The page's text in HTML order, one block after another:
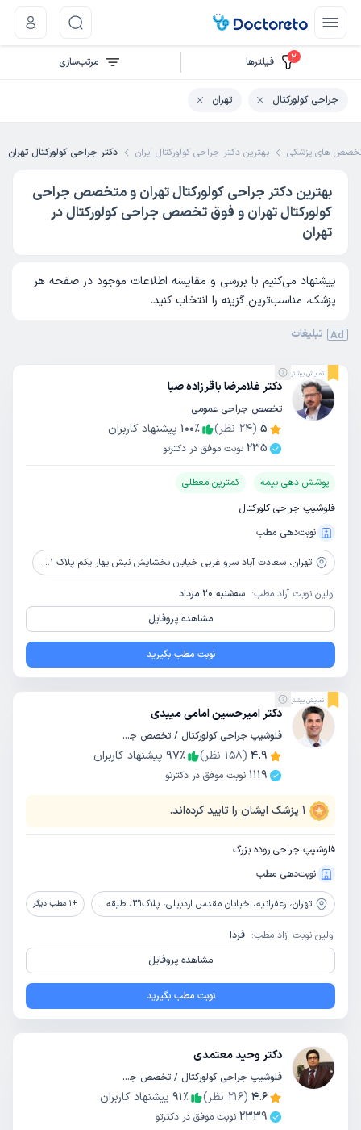
های پزشکی بهترین دکتر جراحی کولورکتال ایران دکتر جراحی کولورکتال تهران
بهترین دکتر جراحی کولورکتال تهران و متخصص جراحی
کولورکتال تهران و فوق تخصص جراحی کولورکتال در
تهران
پیشنهاد می‌کنیم با بررسی و مقایسه اطلاعات موجود در صفحه هر
پزشک، مناسب‌ترین گزینه را انتخاب کنید.
نمایش بیشتر
دکتر غلامرضا باقرزاده صبا
تخصص جراحی عمومی
5
(
24 نظر) 100٪
پیشنهاد کاربران
235 نوبت موفق در دکترتو
پوشش دهی بیمه
کمترین معطلی
فلوشیپ جراحی کلورکتال
نوبت‌دهی مطب
تهران، سعادت آباد سرو غربی خیابان بخشایش نبش بهار یکم پلاک 28/1 ساختمان پزشکان بخشایش طبقه دوم واحد 6
اولین نوبت آزاد مطب: سه‌شنبه 20 مرداد
مشاهده پروفایل
نوبت مطب بگیرید
نمایش بیشتر
دکتر امیرحسین امامی میبدی
فلوشیپ جراحی کولورکتال / تخصص جراحی عمومی
4.9
(
158 نظر) 97٪
پیشنهاد کاربران
1119 نوبت موفق در دکترتو
1 پزشک ایشان را تایید کرده‌اند.
فلوشیپ جراحی روده بزرگ
نوبت‌دهی مطب
تهران، زعفرانیه، خیابان مقدس اردبیلی، پلاک31، طبقه پنجم شمالی، واحد 27 +
1 مطب دیگر
اولین نوبت آزاد مطب: فردا
مشاهده پروفایل
نوبت مطب بگیرید
دکتر وحید معتمدی
فلوشیپ جراحی کولورکتال / تخصص جراحی عمومی
4.6
(
216 نظر) 91٪
پیشنهاد کاربران
2339 نوبت موفق در دکترتو
Ad تبلیغات
2 فیلتر‌ها مرتب‌سازی
جراحی کولورکتال تهران